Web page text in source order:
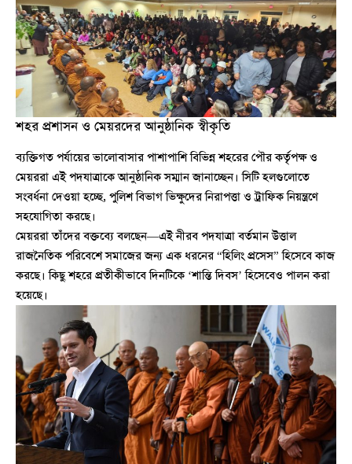
শহর প্রশাসন ও মেয়রদের আনুষ্ঠানিক স্বীকৃতি
ব্যক্তিগত পর্যায়ের ভালোবাসার পাশাপাশি বিভিন্ন শহরের পৌর কর্তৃপক্ষ ও
মেয়ররা এই পদযাত্রাকে আনুষ্ঠানিক সম্মান জানাচ্ছেন। সিটি হলগুলোতে
সংবর্ধনা দেওয়া হচ্ছে, পুলিশ বিভাগ ভিক্ষুদের নিরাপত্তা ও ট্রাফিক নিয়ন্ত্রণে
সহযোগিতা করছে।
মেয়ররা তাঁদের বক্তব্যে বলছেন—এই নীরব পদযাত্রা বর্তমান উত্তাল
রাজনৈতিক পরিবেশে সমাজের জন্য এক ধরনের “হিলিং প্রসেস” হিসেবে কাজ
করছে। কিছু শহরে প্রতীকীভাবে দিনটিকে ‘শান্তি দিবস’ হিসেবেও পালন করা
হয়েছে।